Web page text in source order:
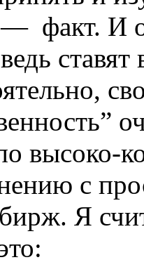
факт. И
ставят
высоко-
с
Я